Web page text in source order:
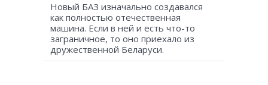
Новый БАЗ изначально создавался
как полностью отечественная
машина. Если в ней и есть что-то
заграничное, то оно приехало из
дружественной Беларуси.